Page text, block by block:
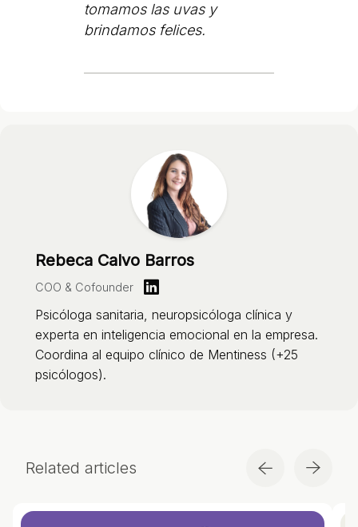
tomamos las uvas y
brindamos felices.
Rebeca Calvo Barros
COO & Cofounder
Psicóloga sanitaria, neuropsicóloga clínica y
experta en inteligencia emocional en la empresa.
Coordina al equipo clínico de Mentiness (+25
psicólogos).
Related articles